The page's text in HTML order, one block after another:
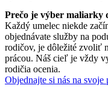
Prečo je výber maliarky
Každý umelec niekde
objednávate služby na
rodičov, je dôležité zvoliť
prácou. Náš cieľ je vždy
rodičia ocenia.
Objednajte si nás na svoje